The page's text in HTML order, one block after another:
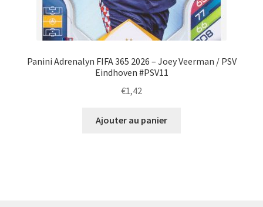
Panini Adrenalyn FIFA 365 2026 – Joey Veerman / PSV
Eindhoven #PSV11
€1,42
Ajouter au panier